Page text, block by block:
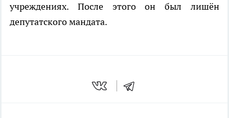
учреждениях. После этого он был лишён
депутатского мандата.